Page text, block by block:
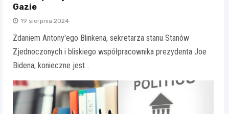
Gazie
19 sierpnia 2024
Zdaniem Antony'ego Blinkena, sekretarza stanu Stanów
Zjednoczonych i bliskiego współpracownika prezydenta Joe
Bidena, konieczne jest…